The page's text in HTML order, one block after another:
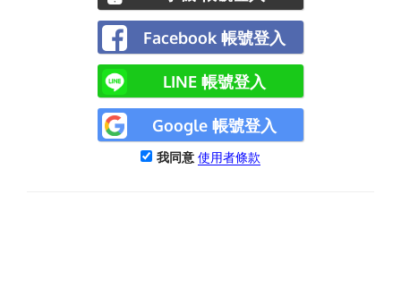
Facebook 帳號登入
LINE 帳號登入
Google 帳號登入
我同意 使用者條款